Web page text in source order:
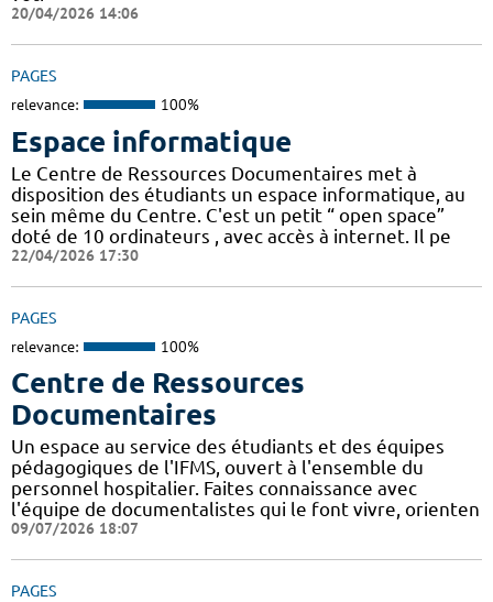
20/04/2026 14:06
PAGES
relevance: 100%
Espace informatique
Le Centre de Ressources Documentaires met à
disposition des étudiants un espace informatique, au
sein même du Centre. C'est un petit “ open space”
doté de 10 ordinateurs , avec accès à internet. Il pe
22/04/2026 17:30
PAGES
relevance: 100%
Centre de Ressources
Documentaires
Un espace au service des étudiants et des équipes
pédagogiques de l'IFMS, ouvert à l'ensemble du
personnel hospitalier. Faites connaissance avec
l'équipe de documentalistes qui le font vivre, orienten
09/07/2026 18:07
PAGES